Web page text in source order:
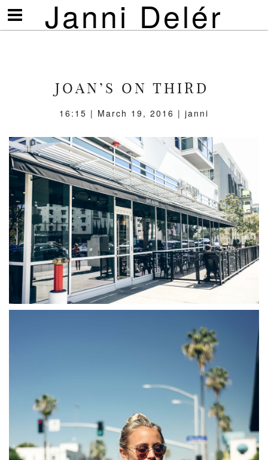
Janni Delér
Visa/göm
meny
JOAN’S ON THIRD
16:15 | March 19, 2016 | janni